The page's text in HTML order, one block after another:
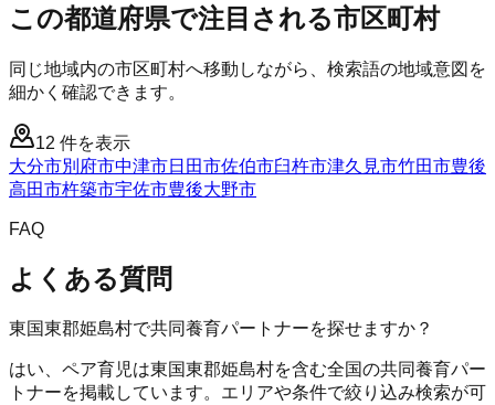
この都道府県で注目される市区町村
同じ地域内の市区町村へ移動しながら、検索語の地域意図を
細かく確認できます。
12 件を表示
大分市別府市中津市日田市佐伯市臼杵市津久見市竹田市豊後
高田市杵築市宇佐市豊後大野市
FAQ
よくある質問
東国東郡姫島村で共同養育パートナーを探せますか？
はい、ペア育児は東国東郡姫島村を含む全国の共同養育パー
トナーを掲載しています。エリアや条件で絞り込み検索が可